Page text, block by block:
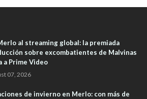
al streaming global: la premiada
sobre excombatientes de Malvinas
a Prime Video
07, 2026
de invierno en Merlo: con más de